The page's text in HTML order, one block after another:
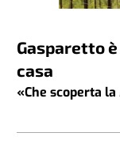
Gasparetto
casa
«Che scoperta